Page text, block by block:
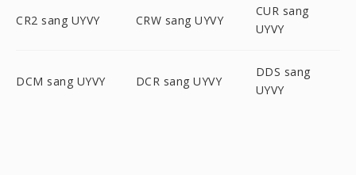
CR2 sang UYVY CRW sang UYVY
CUR sang
UYVY
DCM sang UYVY DCR sang UYVY
DDS sang
UYVY